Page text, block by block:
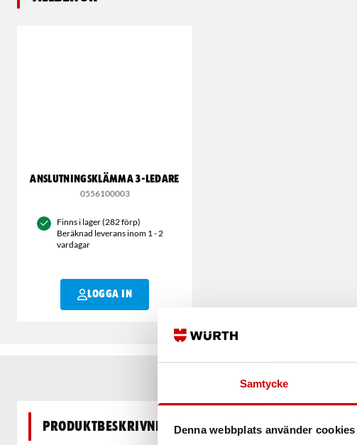
Samtycke
Denna webbplats använder cookies
ANSLUTNINGSKLÄMMA 3-LEDARE
0556100003
Finns i lager (282 förp)
Beräknad leverans inom 1 - 2
vardagar
LOGGA IN
Produktbeskrivning